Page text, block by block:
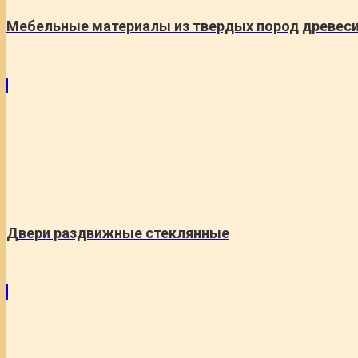
Мебельные материалы из твердых пород
Двери раздвижные стеклянные